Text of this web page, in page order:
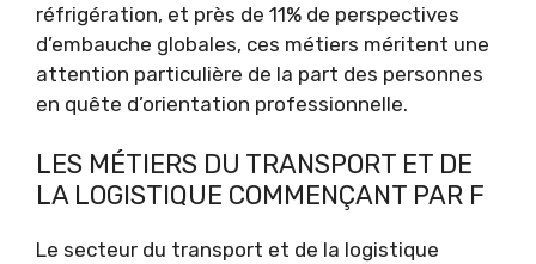
réfrigération, et près de 11% de perspectives
d’embauche globales, ces métiers méritent une
attention particulière de la part des personnes
en quête d’orientation professionnelle.
LES MÉTIERS DU TRANSPORT ET DE
LA LOGISTIQUE COMMENÇANT PAR F
Le secteur du transport et de la logistique